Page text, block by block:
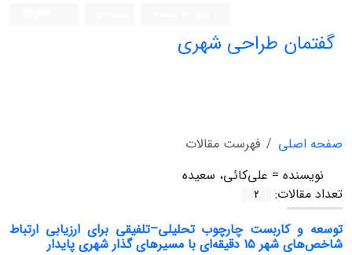
گفتمان طراحی شهری
صفحه اصلی
فهرست مقالات
نویسنده = علی‌کائی، سعیده
تعداد مقالات:
2
توسعه و کاربست چارچوب تحلیلی–تلفیقی برای ارزیابی ارتباط
شاخص‌های شهر ۱۵ دقیقه‌ای با مسیرهای گذار شهری پایدار